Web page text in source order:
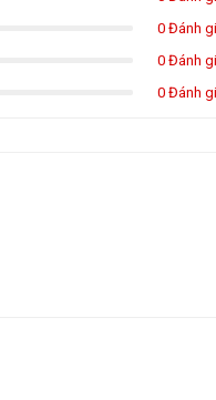
0 Đánh
0 Đánh
0 Đánh